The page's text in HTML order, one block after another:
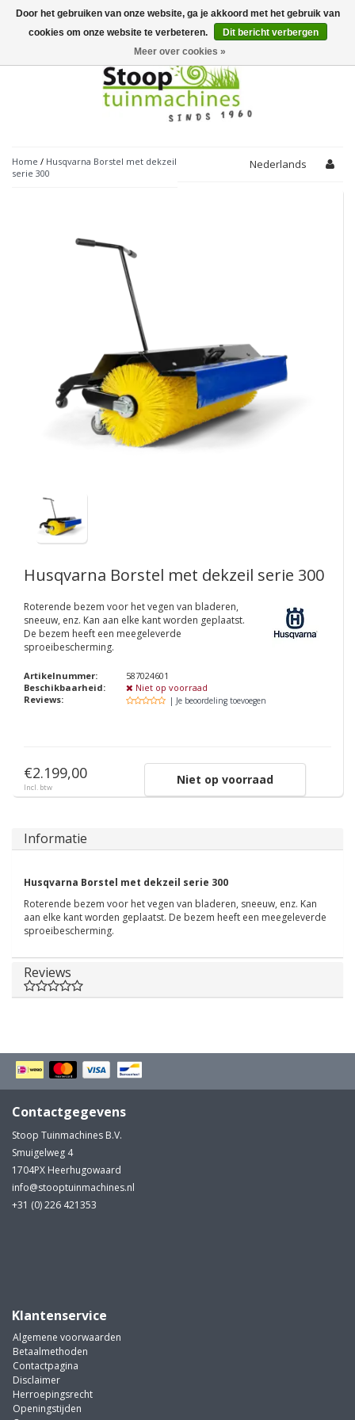
Toggle
navigation
Home / Husqvarna Borstel met dekzeil
serie 300
Nederlands
Husqvarna Borstel met dekzeil serie 300
Roterende bezem voor het vegen van bladeren,
sneeuw, enz. Kan aan elke kant worden geplaatst.
De bezem heeft een meegeleverde
sproeibescherming.
Artikelnummer:
587024601
Beschikbaarheid:
Niet op voorraad
Reviews:
| Je beoordeling toevoegen
€2.199,00
Incl. btw
Niet op voorraad
Informatie
Husqvarna Borstel met dekzeil serie 300
Roterende bezem voor het vegen van bladeren, sneeuw, enz. Kan
aan elke kant worden geplaatst. De bezem heeft een meegeleverde
sproeibescherming.
Reviews
Contactgegevens
Stoop Tuinmachines B.V.
Smuigelweg 4
1704PX Heerhugowaard
info@stooptuinmachines.nl
+31 (0) 226 421353
Klantenservice
Algemene voorwaarden
Betaalmethoden
Contactpagina
Disclaimer
Herroepingsrecht
Openingstijden
Door het gebruiken van onze website, ga je akkoord met het gebruik van
cookies om onze website te verbeteren.
Dit bericht verbergen
Meer over cookies »